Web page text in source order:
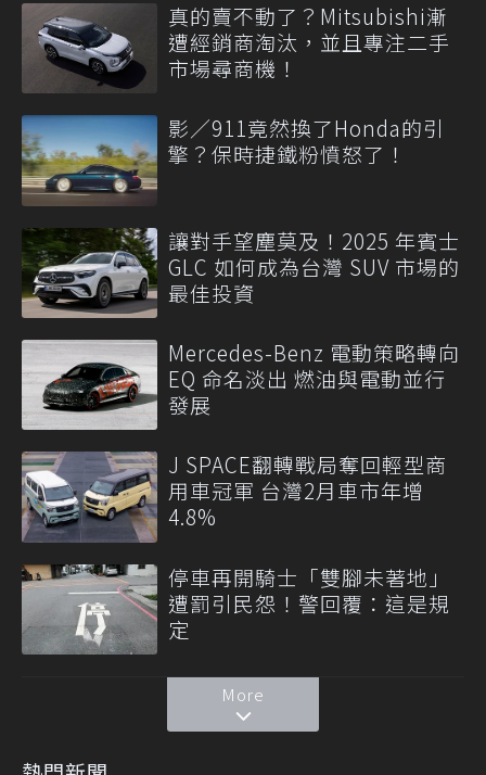
真的賣不動了？Mitsubishi漸
遭經銷商淘汰，並且專注二手
市場尋商機！
影／911竟然換了Honda的引
擎？保時捷鐵粉憤怒了！
讓對手望塵莫及！2025 年賓士
GLC 如何成為台灣 SUV 市場的
最佳投資
Mercedes-Benz 電動策略轉向
EQ 命名淡出 燃油與電動並行
發展
J SPACE翻轉戰局奪回輕型商
用車冠軍 台灣2月車市年增
4.8%
停車再開騎士「雙腳未著地」
遭罰引民怨！警回覆：這是規
定
More